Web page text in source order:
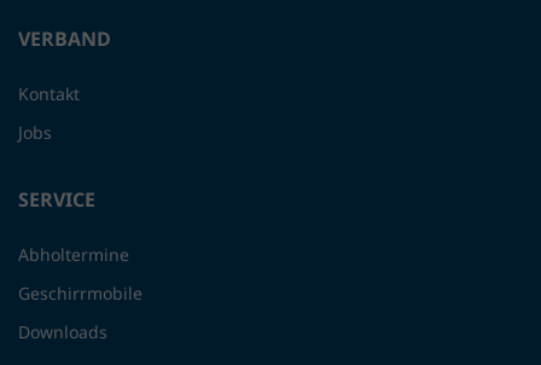
VERBAND
Kontakt
Jobs
SERVICE
Abholtermine
Geschirrmobile
Downloads